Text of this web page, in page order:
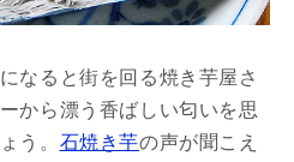
なると街を回る焼き芋屋さ
から漂う香ばしい匂いを思
う。 石焼き芋の声が聞こえ